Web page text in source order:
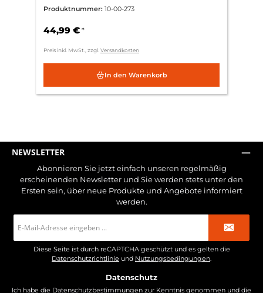
Produktnummer: 10-00-273
44,99 € *
Preis inkl. MwSt., zzgl. Versandkosten
In den Warenkorb
NEWSLETTER
Abonnieren Sie jetzt einfach unseren regelmäßig
erscheinenden Newsletter und Sie werden stets unter den
Ersten sein, über neue Produkte und Angebote informiert
werden.
Mail-
Adresse
Diese Seite ist durch reCAPTCHA geschützt und es gelten die
Datenschutzrichtlinie und Nutzungsbedingungen.
Datenschutz
Ich habe die Datenschutzbestimmungen zur Kenntnis genommen und die